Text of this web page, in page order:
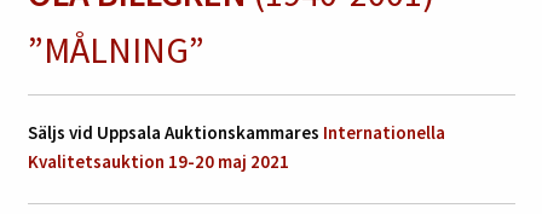
”MÅLNING”
Säljs vid Uppsala Auktionskammares Internationella
Kvalitetsauktion 19-20 maj 2021